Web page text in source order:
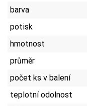
barva
potisk
hmotnost
průměr
počet ks v balení
teplotní odolnost